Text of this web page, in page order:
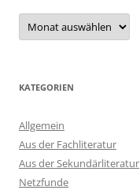
Archiv
KATEGORIEN
Allgemein
Aus der Fachliteratur
Aus der Sekundärliteratur
Netzfunde